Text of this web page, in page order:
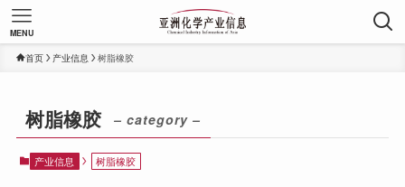
MENU
首页 产业信息 树脂橡胶
树脂橡胶 – category –
产业信息 树脂橡胶